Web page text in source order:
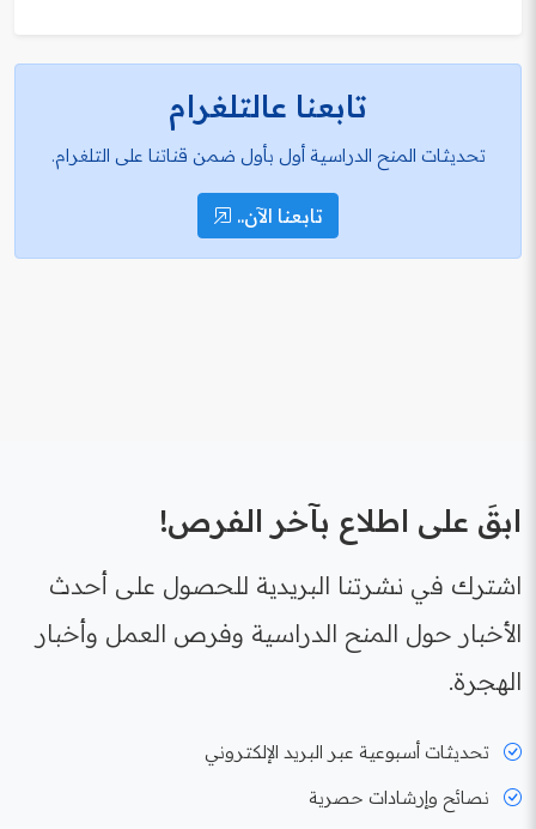
تابعنا عالتلغرام
تحديثات المنح الدراسية أول بأول ضمن قناتنا على التلغرام.
تابعنا الآن..
ابقَ على اطلاع بآخر الفرص!
اشترك في نشرتنا البريدية للحصول على أحدث
الأخبار حول المنح الدراسية وفرص العمل وأخبار
الهجرة.
تحديثات أسبوعية عبر البريد الإلكتروني
نصائح وإرشادات حصرية